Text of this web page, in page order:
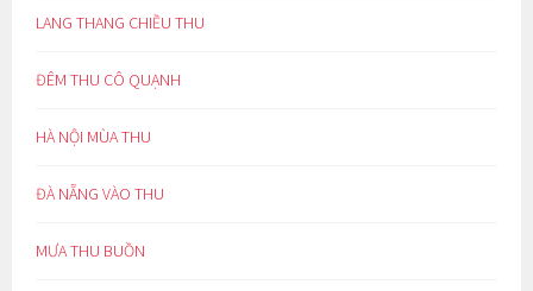
LANG THANG CHIỀU THU
ĐÊM THU CÔ QUẠNH
HÀ NỘI MÙA THU
ĐÀ NẴNG VÀO THU
MƯA THU BUỒN